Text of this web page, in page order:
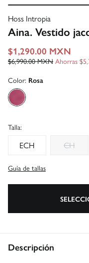
Hoss Intropia
Aina. Vestido
$1,290.00 MXN
$6,990.00 MXN Ahorras
Color: Rosa
Talla:
ECH CH
Guía de tallas
Descripción